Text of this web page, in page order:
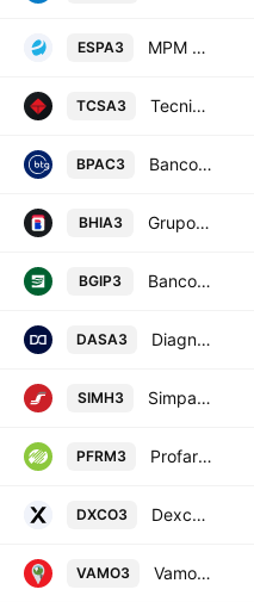
ESPA3 MPM Corporeos SA
TCSA3 Tecnisa S.A.
BPAC3 Banco BTG Pactual SA
BHIA3 Grupo Casas Bahia S.A.
BGIP3 Banco do Estado de Sergipe SA - Banese
DASA3 Diagnosticos da America S.A.
SIMH3 Simpar SA
PFRM3 Profarma Distribuidora de Produtos Farmaceuticos SA
DXCO3 Dexco SA
VAMO3 Vamos Locacao de Caminhoes, Maquinas e Equipamentos SA